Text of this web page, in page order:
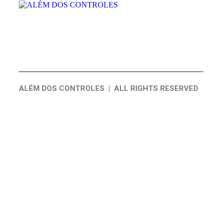
ALÉM DOS CONTROLES | ALL RIGHTS RESERVED